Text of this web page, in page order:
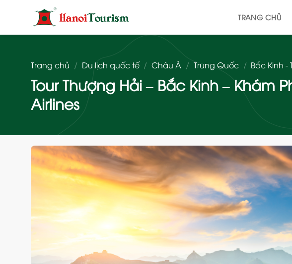
dung
TRANG CHỦ
Trang chủ / Du lịch quốc tế / Châu Á / Trung Quốc / Bắc Kinh -
Tour Thượng Hải – Bắc Kinh – Khám
Airlines